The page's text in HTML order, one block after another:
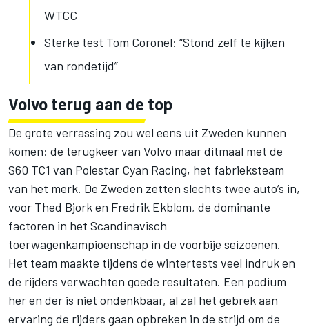
WTCC
Sterke test Tom Coronel: “Stond zelf te kijken
van rondetijd”
Volvo terug aan de top
De grote verrassing zou wel eens uit Zweden kunnen
komen: de terugkeer van Volvo maar ditmaal met de
S60 TC1 van Polestar Cyan Racing, het fabrieksteam
van het merk. De Zweden zetten slechts twee auto’s in,
voor Thed Bjork en Fredrik Ekblom, de dominante
factoren in het Scandinavisch
toerwagenkampioenschap in de voorbije seizoenen.
Het team maakte tijdens de wintertests veel indruk en
de rijders verwachten goede resultaten. Een podium
her en der is niet ondenkbaar, al zal het gebrek aan
ervaring de rijders gaan opbreken in de strijd om de